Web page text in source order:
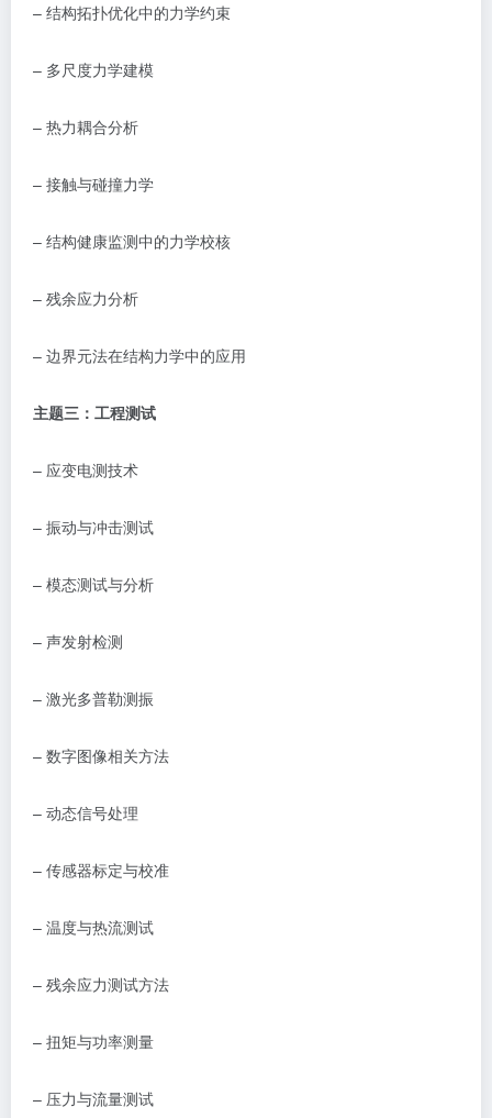
– 结构拓扑优化中的力学约束
– 多尺度力学建模
– 热力耦合分析
– 接触与碰撞力学
– 结构健康监测中的力学校核
– 残余应力分析
– 边界元法在结构力学中的应用
主题三：工程测试
– 应变电测技术
– 振动与冲击测试
– 模态测试与分析
– 声发射检测
– 激光多普勒测振
– 数字图像相关方法
– 动态信号处理
– 传感器标定与校准
– 温度与热流测试
– 残余应力测试方法
– 扭矩与功率测量
– 压力与流量测试